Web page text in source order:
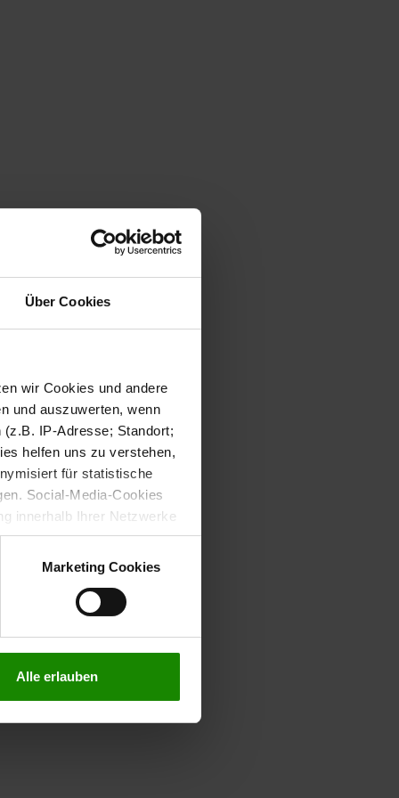
Über Cookies
wir Cookies und andere
und auszuwerten, wenn
IP-Adresse; Standort;
helfen uns zu verstehen,
für statistische
Social-Media-Cookies
innerhalb Ihrer Netzwerke
zulassen möchten.
“, wenn Sie mit
Sie bitte unsere
Marketing Cookies
Alle erlauben